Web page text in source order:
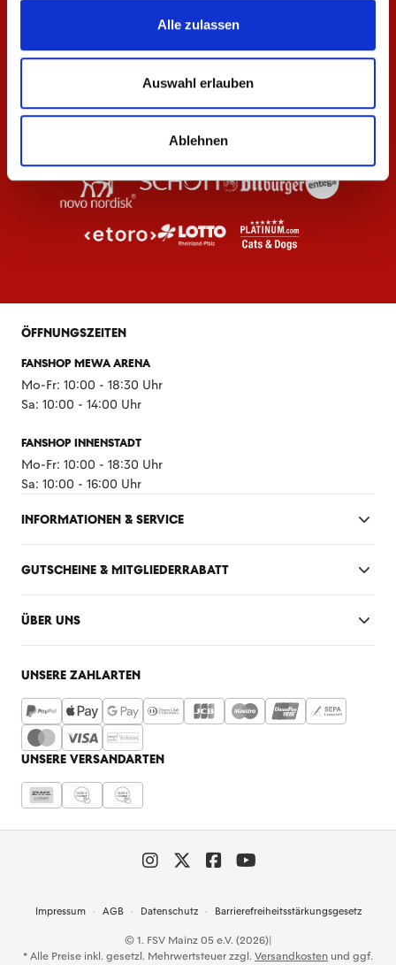
Alle zulassen
Auswahl erlauben
Ablehnen
ÖFFNUNGSZEITEN
FANSHOP MEWA ARENA
Mo-Fr: 10:00 - 18:30 Uhr
Sa: 10:00 - 14:00 Uhr
FANSHOP INNENSTADT
Mo-Fr: 10:00 - 18:30 Uhr
Sa: 10:00 - 16:00 Uhr
INFORMATIONEN & SERVICE
GUTSCHEINE & MITGLIEDERRABATT
ÜBER UNS
UNSERE ZAHLARTEN
UNSERE VERSANDARTEN
Impressum AGB Datenschutz Barrierefreiheitsstärkungsgesetz
© 1. FSV Mainz 05 e.V. (2026)|
* Alle Preise inkl. gesetzl. Mehrwertsteuer zzgl. Versandkosten und ggf.